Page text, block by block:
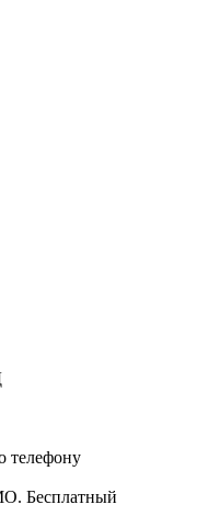
телефону
Бесплатный